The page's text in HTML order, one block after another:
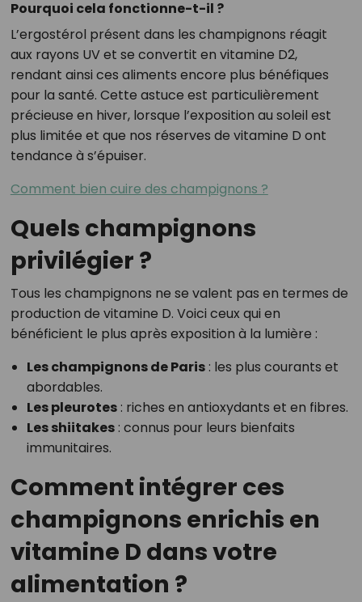
Pourquoi cela fonctionne-t-il ?
L’ergostérol présent dans les champignons réagit
aux rayons UV et se convertit en vitamine D2,
rendant ainsi ces aliments encore plus bénéfiques
pour la santé. Cette astuce est particulièrement
précieuse en hiver, lorsque l’exposition au soleil est
plus limitée et que nos réserves de vitamine D ont
tendance à s’épuiser.
Comment bien cuire des champignons ?
Quels champignons
privilégier ?
Tous les champignons ne se valent pas en termes de
production de vitamine D. Voici ceux qui en
bénéficient le plus après exposition à la lumière :
Les champignons de Paris: les plus courants et
abordables.
Les pleurotes: riches en antioxydants et en fibres.
Les shiitakes: connus pour leurs bienfaits
immunitaires.
Comment intégrer ces
champignons enrichis en
vitamine D dans votre
alimentation ?